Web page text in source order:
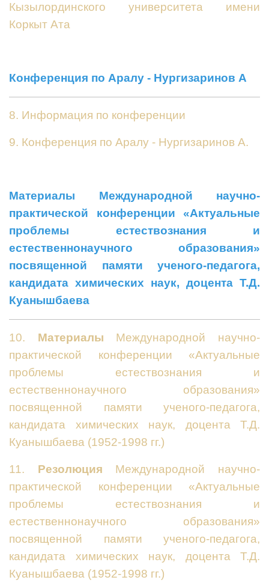
Кызылординского университета имени
Коркыт Ата
Конференция по Аралу - Нургизаринов А
8. Информация по конференции
9. Конференция по Аралу - Нургизаринов А.
Материалы Международной научно-
практической конференции «Актуальные
проблемы естествознания и
естественнонаучного образования»
посвященной памяти ученого-педагога,
кандидата химических наук, доцента Т.Д.
Куанышбаева
10. Материалы Международной научно-
практической конференции «Актуальные
проблемы естествознания и
естественнонаучного образования»
посвященной памяти ученого-педагога,
кандидата химических наук, доцента Т.Д.
Куанышбаева (1952-1998 гг.)
11. Резолюция Международной научно-
практической конференции «Актуальные
проблемы естествознания и
естественнонаучного образования»
посвященной памяти ученого-педагога,
кандидата химических наук, доцента Т.Д.
Куанышбаева (1952-1998 гг.)